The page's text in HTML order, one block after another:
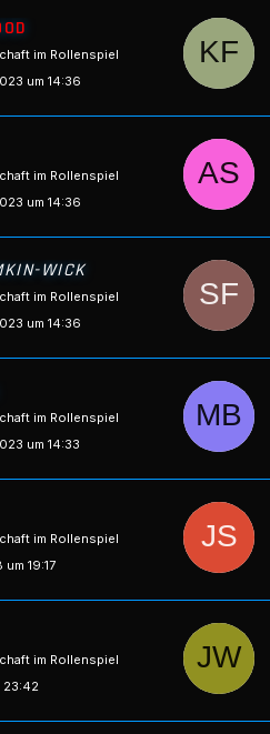
im Rollenspiel
um 14:36
im Rollenspiel
um 14:36
WICK
im Rollenspiel
um 14:36
im Rollenspiel
um 14:33
im Rollenspiel
19:17
im Rollenspiel
23:42